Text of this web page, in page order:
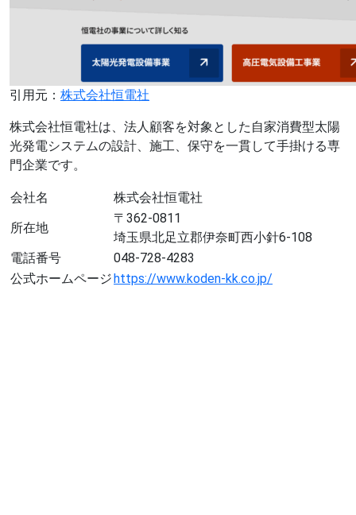
引用元： 株式会社恒電社
株式会社恒電社は、法人顧客を対象とした自家消費型太陽
光発電システムの設計、施工、保守を一貫して手掛ける専
門企業です。
会社名
株式会社恒電社
所在地
〒362-0811
埼玉県北足立郡伊奈町西小針6-108
電話番号
048-728-4283
公式ホームページhttps://www.koden-kk.co.jp/